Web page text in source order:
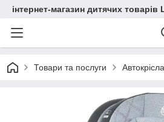
інтернет-магазин дитячих товарів
Товари та послуги Автокрісла